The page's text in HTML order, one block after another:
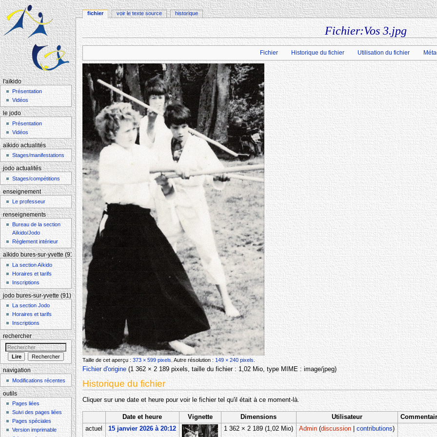
Fichier:Vos 3.jpg
Aller à : navigation,rechercher
Fichier
Historique du fichier Utilisation du fichier
Taille de cet aperçu :373 × 599 pixels. Autre résolution : 149 × 240 pixels.
Fichier d'origine‎(1 362 × 2 189 pixels, taille du fichier : 1,02 Mio, type MIME :image/jpeg)
Historique du fichier
Cliquer sur une date et heure pour voir le fichier tel qu'il était à ce moment-là.
Date et heure Vignette Dimensions Utilisateur
actuel
15 janvier 2026 à 20:12 1 362 × 2 189 (1,02 Mio) Admin (discussion| contributions)
fichier voir le texte source historique
l'aïkido
Présentation
Vidéos
le jodo
Présentation
Vidéos
aïkido actualités
Stages/manifestations
jodo actualités
Stages/compétitions
enseignement
Le professeur
renseignements
Bureau de la section
Aïkido/Jodo
Règlement intérieur
aïkido bures-sur-yvette (91)
La section Aïkido
Horaires et tarifs
Inscriptions
jodo bures-sur-yvette (91)
La section Jodo
Horaires et tarifs
Inscriptions
rechercher
navigation
Modifications récentes
outils
Pages liées
Suivi des pages liées
Pages spéciales
Version imprimable